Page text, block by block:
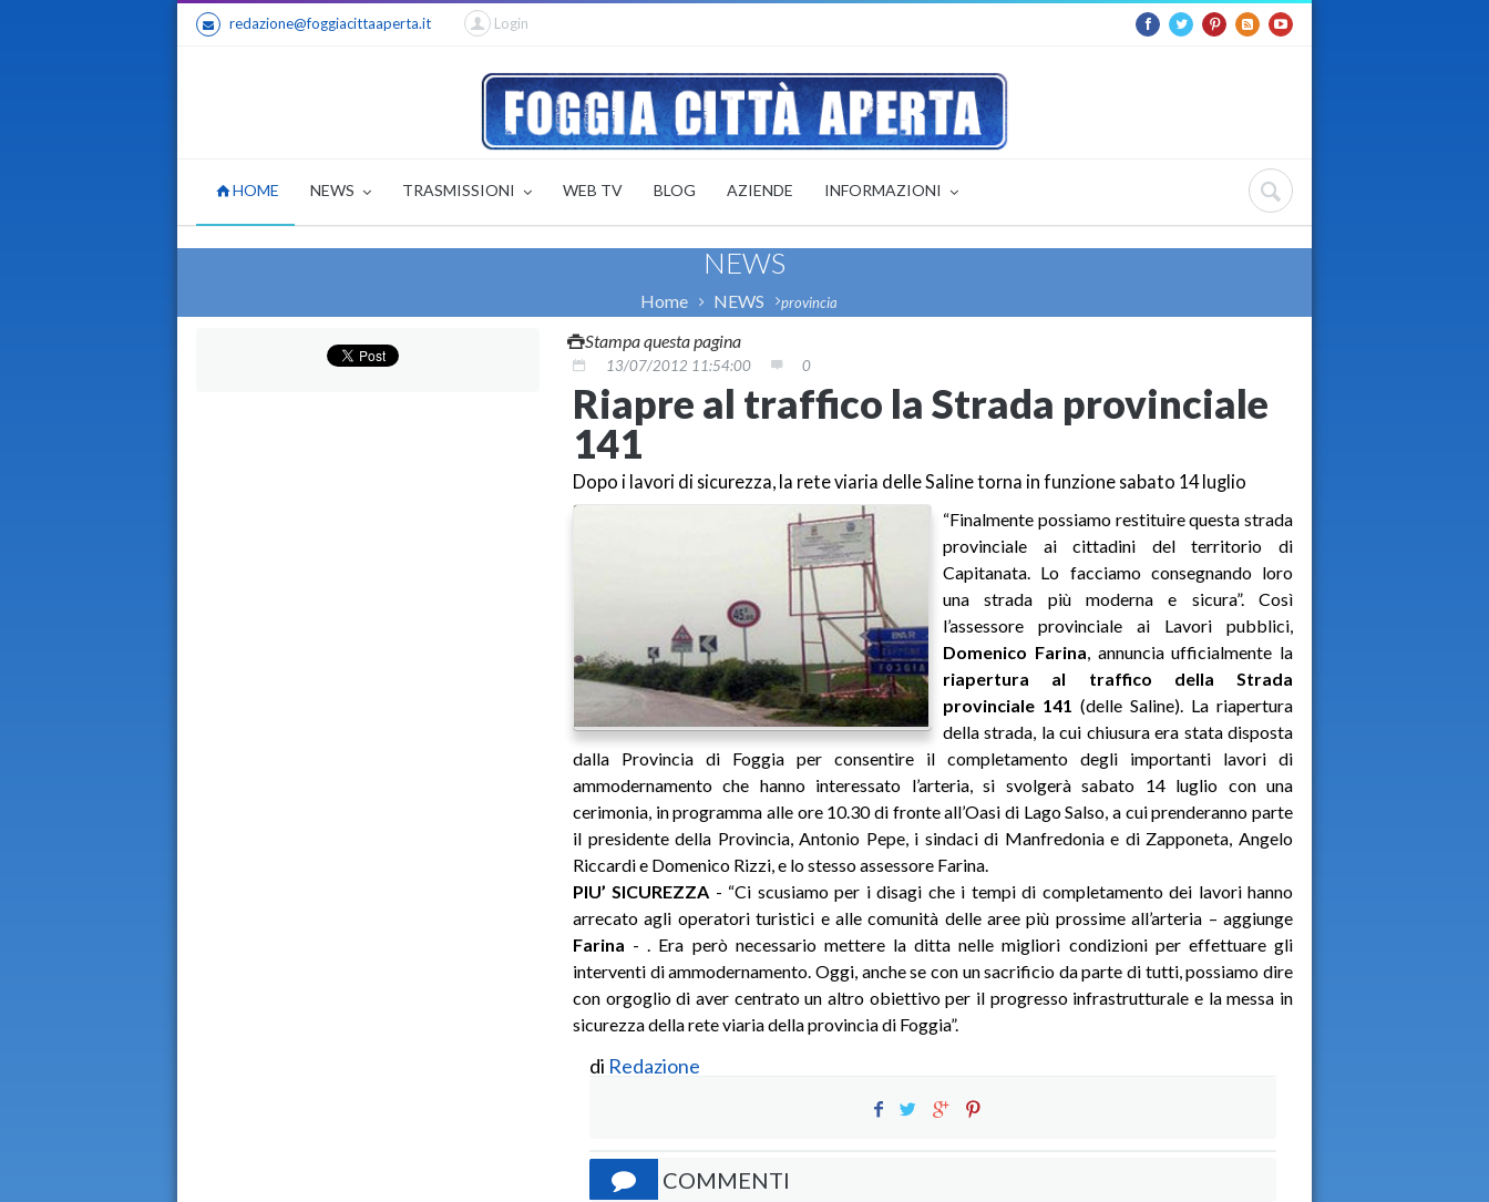
redazione@foggiacittaaperta.it Login
HOME NEWS TRASMISSIONI WEB TV BLOG AZIENDE INFORMAZIONI
NEWS
Home NEWS provincia
Stampa questa pagina
13/07/2012 11:54:00 0
Riapre al traffico la Strada provinciale
141
Dopo i lavori di sicurezza, la rete viaria delle Saline torna in funzione sabato 14 luglio
“Finalmente possiamo restituire questa strada
provinciale ai cittadini del territorio di
Capitanata. Lo facciamo consegnando loro
una strada più moderna e sicura”. Così
l’assessore provinciale ai Lavori pubblici,
Domenico Farina, annuncia ufficialmente la
riapertura al traffico della Strada
provinciale 141 (delle Saline). La riapertura
della strada, la cui chiusura era stata disposta
dalla Provincia di Foggia per consentire il completamento degli importanti lavori di
ammodernamento che hanno interessato l’arteria, si svolgerà sabato 14 luglio con una
cerimonia, in programma alle ore 10.30 di fronte all’Oasi di Lago Salso, a cui prenderanno parte
il presidente della Provincia, Antonio Pepe, i sindaci di Manfredonia e di Zapponeta, Angelo
Riccardi e Domenico Rizzi, e lo stesso assessore Farina.
PIU’ SICUREZZA - “Ci scusiamo per i disagi che i tempi di completamento dei lavori hanno
arrecato agli operatori turistici e alle comunità delle aree più prossime all’arteria – aggiunge
Farina - . Era però necessario mettere la ditta nelle migliori condizioni per effettuare gli
interventi di ammodernamento. Oggi, anche se con un sacrificio da parte di tutti, possiamo dire
con orgoglio di aver centrato un altro obiettivo per il progresso infrastrutturale e la messa in
sicurezza della rete viaria della provincia di Foggia”.
di Redazione
COMMENTI